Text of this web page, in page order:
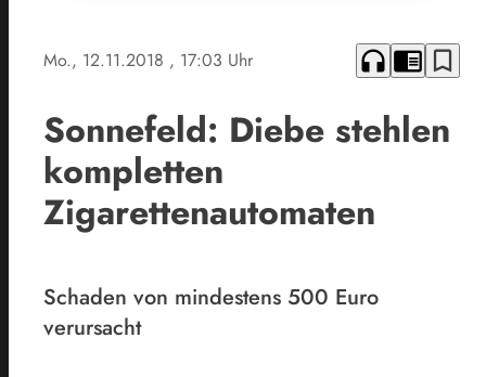
Mo., 12.11.2018 , 17:03 Uhr headphones chrome_reader_mode bookmark_border
Sonnefeld: Diebe stehlen
kompletten
Zigarettenautomaten
Schaden von mindestens 500 Euro
verursacht